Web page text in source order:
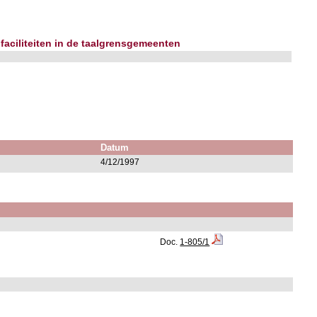
in de taalgrensgemeenten
Datum
4/12/1997
Doc. 1-805/1